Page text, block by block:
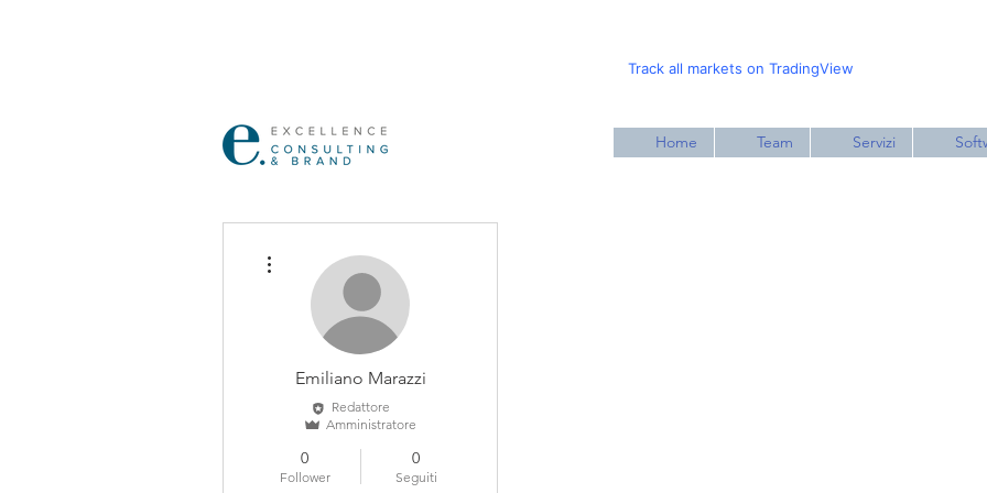
Track all markets on TradingView
Home Team Servizi
Emiliano Marazzi
Redattore
Amministratore
0
Follower
0
Seguiti